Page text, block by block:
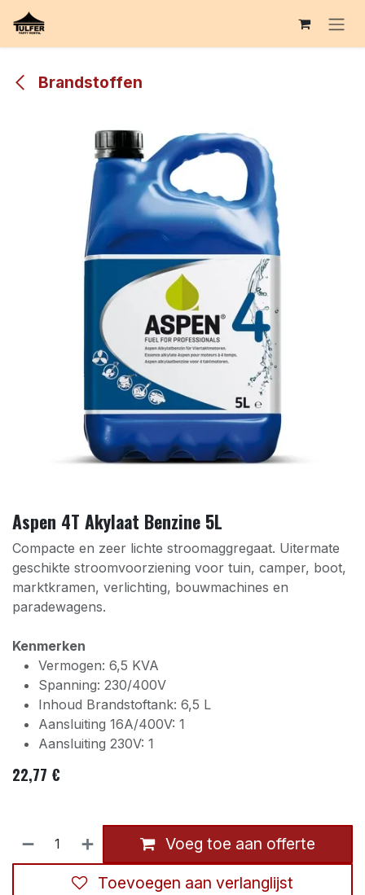
Overslaan naar inhoud
Brandstoffen
Aspen 4T Akylaat Benzine 5L
Compacte en zeer lichte stroomaggregaat. Uitermate
geschikte stroomvoorziening voor tuin, camper, boot,
marktkramen, verlichting, bouwmachines en
paradewagens.
Kenmerken
Vermogen: 6,5 KVA
Spanning: 230/400V
Inhoud Brandstoftank: 6,5 L
Aansluiting 16A/400V: 1
Aansluiting 230V: 1
22,77 €
Voeg toe aan offerte
Toevoegen aan verlanglijst